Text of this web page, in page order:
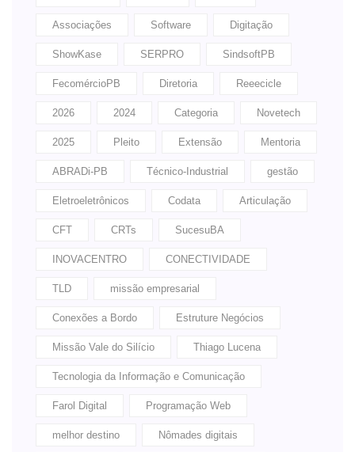
Associações Software Digitação
ShowKase SERPRO SindsoftPB
FecomércioPB Diretoria Reeecicle
2026 2024 Categoria Novetech
2025 Pleito Extensão Mentoria
ABRADi-PB Técnico-Industrial gestão
Eletroeletrônicos Codata Articulação
CFT CRTs SucesuBA
INOVACENTRO CONECTIVIDADE
TLD missão empresarial
Conexões a Bordo Estruture Negócios
Missão Vale do Silício Thiago Lucena
Tecnologia da Informação e Comunicação
Farol Digital Programação Web
melhor destino Nômades digitais